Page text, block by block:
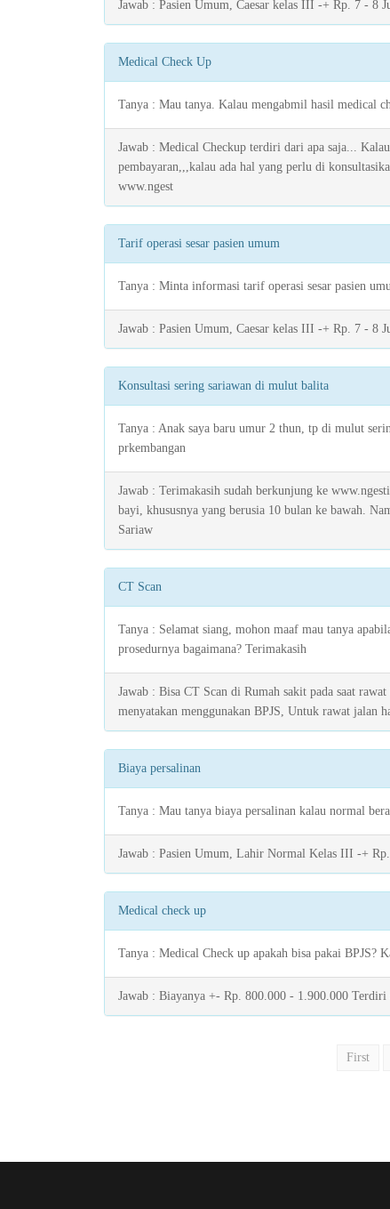
Jawab : Pasien Umum, Caesar kelas III -+ Rp. 7 - 8
Medical Check Up
Tanya : Mau tanya. Kalau mengabmil hasil medical
Jawab : Medical Checkup terdiri dari apa saja...
pembayaran,,,kalau ada hal yang perlu di
www.ngest
Tarif operasi sesar pasien umum
Tanya : Minta informasi tarif operasi sesar pasien
Jawab : Pasien Umum, Caesar kelas III -+ Rp. 7 - 8
Konsultasi sering sariawan di mulut balita
Tanya : Anak saya baru umur 2 thun, tp di mulut
prkembangan
Jawab : Terimakasih sudah berkunjung ke
bayi, khususnya yang berusia 10 bulan ke bawah.
Sariaw
CT Scan
Tanya : Selamat siang, mohon maaf mau tanya
prosedurnya bagaimana? Terimakasih
Jawab : Bisa CT Scan di Rumah sakit pada saat
menyatakan menggunakan BPJS, Untuk rawat jalan
Biaya persalinan
Tanya : Mau tanya biaya persalinan kalau normal
Jawab : Pasien Umum, Lahir Normal Kelas III -+
Medical check up
Tanya : Medical Check up apakah bisa pakai BPJS?
Jawab : Biayanya +- Rp. 800.000 - 1.900.000
First